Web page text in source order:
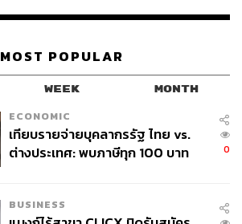
MOST POPULAR
WEEK MONTH
ECONOMIC
เทียบรายจ่ายบุคลากรรัฐ ไทย vs.
ต่างประเทศ: พบภาษีทุก 100 บาท
0
BUSINESS